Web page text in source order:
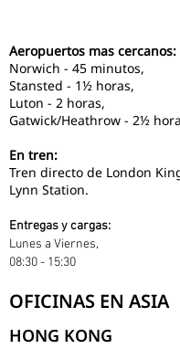
Aeropuertos mas cercanos:
Norwich - 45 minutos,
Stansted - 1½ horas,
Luton - 2 horas,
Gatwick/Heathrow - 2½
En tren:
Tren directo de London
Lynn Station.
Entregas y cargas:
Lunes a Viernes,
08:30 - 15:30
OFICINAS EN ASIA
HONG KONG